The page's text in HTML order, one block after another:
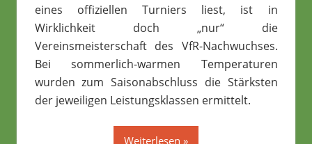
eines offiziellen Turniers liest, ist in
Wirklichkeit doch „nur“ die
Vereinsmeisterschaft des VfR-Nachwuchses.
Bei sommerlich-warmen Temperaturen
wurden zum Saisonabschluss die Stärksten
der jeweiligen Leistungsklassen ermittelt.
Weiterlesen